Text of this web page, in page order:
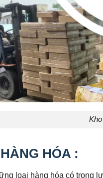
HÓA :
loại hàng hóa có trọng